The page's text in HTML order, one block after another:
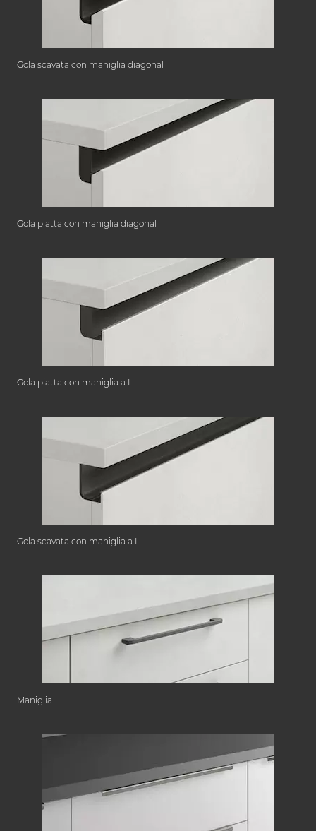
Gola scavata con maniglia diagonal
Gola piatta con maniglia diagonal
Gola piatta con maniglia a L
Gola scavata con maniglia a L
Maniglia